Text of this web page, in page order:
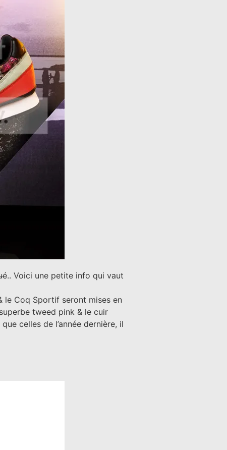
.. Voici une petite info qui vaut
le Coq Sportif seront mises en
tweed pink & le cuir
celles de l’année dernière, il